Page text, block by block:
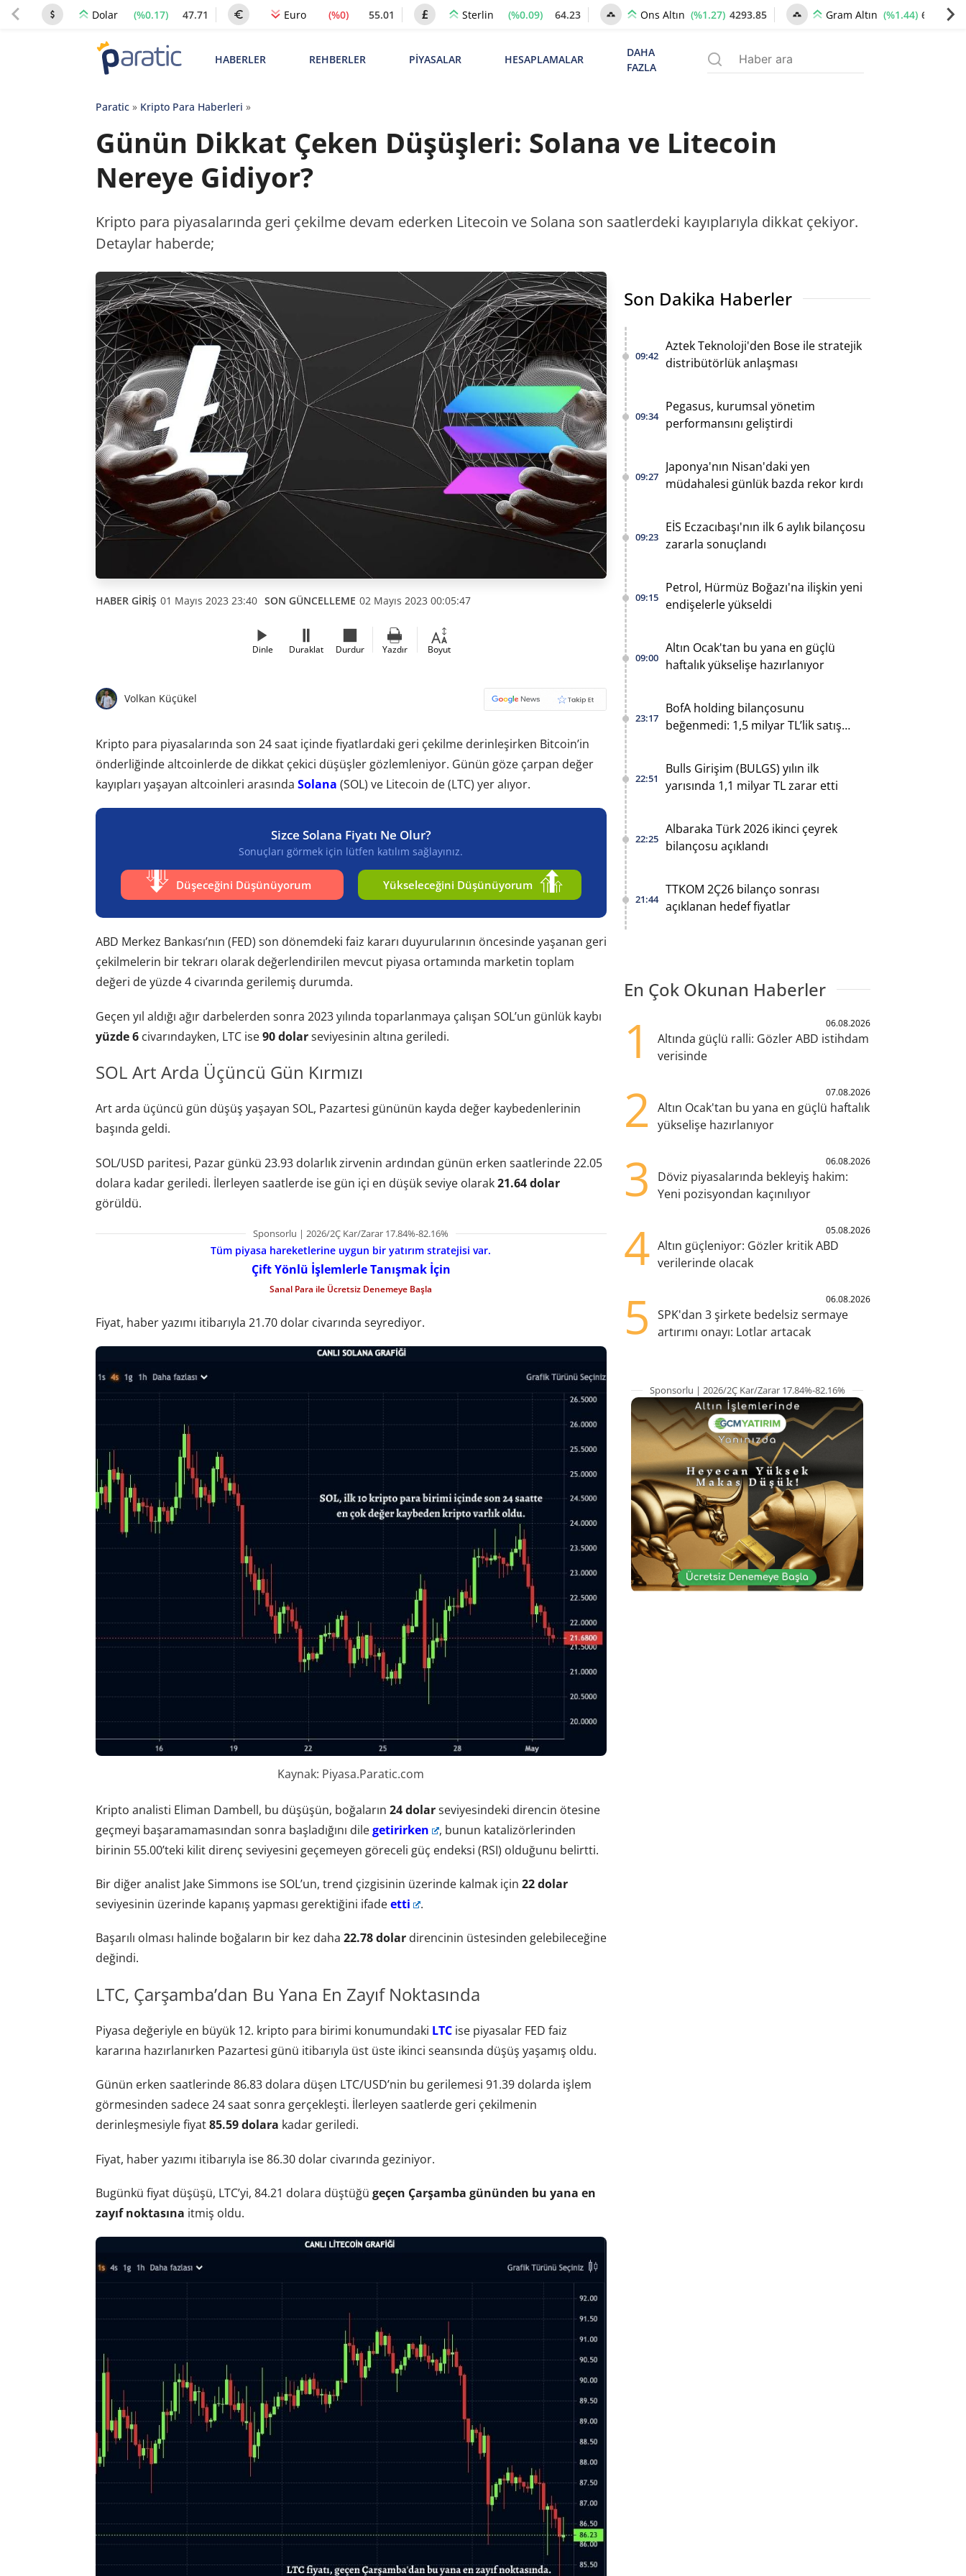
Dolar (%0.17) 47.71 Euro (%0) 55.01 Sterlin (%0.09) 64.23 Ons Altın (%1.27) 4293.85 Gram Altın (%1.44) 6586.17
HABERLER REHBERLER PİYASALAR HESAPLAMALAR
DAHA
FAZLA
Paratic» Kripto Para Haberleri »
Günün Dikkat Çeken Düşüşleri: Solana ve Litecoin
Nereye Gidiyor?
Kripto para piyasalarında geri çekilme devam ederken Litecoin ve Solana son saatlerdeki kayıplarıyla dikkat çekiyor.
Detaylar haberde;
HABER GİRİŞ 01 Mayıs 2023 23:40 SON GÜNCELLEME 02 Mayıs 2023 00:05:47
Dinle Duraklat Durdur Yazdır Boyut
Volkan Küçükel
Kripto para piyasalarında son 24 saat içinde fiyatlardaki geri çekilme derinleşirken Bitcoin’in
önderliğinde altcoinlerde de dikkat çekici düşüşler gözlemleniyor. Günün göze çarpan değer
kayıpları yaşayan altcoinleri arasında Solana (SOL) ve Litecoin de (LTC) yer alıyor.
Sizce Solana Fiyatı Ne Olur?
Sonuçları görmek için lütfen katılım sağlayınız.
Düşeceğini Düşünüyorum Yükseleceğini Düşünüyorum
ABD Merkez Bankası’nın (FED) son dönemdeki faiz kararı duyurularının öncesinde yaşanan geri
çekilmelerin bir tekrarı olarak değerlendirilen mevcut piyasa ortamında marketin toplam
değeri de yüzde 4 civarında gerilemiş durumda.
Geçen yıl aldığı ağır darbelerden sonra 2023 yılında toparlanmaya çalışan SOL’un günlük kaybı
yüzde 6civarındayken, LTC ise90 dolarseviyesinin altına geriledi.
SOL Art Arda Üçüncü Gün Kırmızı
Art arda üçüncü gün düşüş yaşayan SOL, Pazartesi gününün kayda değer kaybedenlerinin
başında geldi.
SOL/USD paritesi, Pazar günkü 23.93 dolarlık zirvenin ardından günün erken saatlerinde 22.05
dolara kadar geriledi. İlerleyen saatlerde ise gün içi en düşük seviye olarak21.64 dolar
görüldü.
Sponsorlu | 2026/2Ç Kar/Zarar 17.84%-82.16%
Tüm piyasa hareketlerine uygun bir yatırım stratejisi var.
Çift Yönlü İşlemlerle Tanışmak İçin
Sanal Para ile Ücretsiz Denemeye Başla
Fiyat, haber yazımı itibarıyla 21.70 dolar civarında seyrediyor.
Kaynak: Piyasa.Paratic.com
Kripto analisti Eliman Dambell, bu düşüşün, boğaların 24 dolarseviyesindeki direncin ötesine
geçmeyi başaramamasından sonra başladığını dilegetirirken
, bunun katalizörlerinden
birinin 55.00’teki kilit direnç seviyesini geçemeyen göreceli güç endeksi (RSI) olduğunu belirtti.
Bir diğer analist Jake Simmons ise SOL’un, trend çizgisinin üzerinde kalmak için 22 dolar
seviyesinin üzerinde kapanış yapması gerektiğini ifadeetti .
Başarılı olması halinde boğaların bir kez daha 22.78 dolardirencinin üstesinden gelebileceğine
değindi.
LTC, Çarşamba’dan Bu Yana En Zayıf Noktasında
Piyasa değeriyle en büyük 12. kripto para birimi konumundaki LTCise piyasalar FED faiz
kararına hazırlanırken Pazartesi günü itibarıyla üst üste ikinci seansında düşüş yaşamış oldu.
Günün erken saatlerinde 86.83 dolara düşen LTC/USD’nin bu gerilemesi 91.39 dolarda işlem
görmesinden sadece 24 saat sonra gerçekleşti. İlerleyen saatlerde geri çekilmenin
derinleşmesiyle fiyat85.59 dolara kadar geriledi.
Fiyat, haber yazımı itibarıyla ise 86.30 dolar civarında geziniyor.
Bugünkü fiyat düşüşü, LTC’yi, 84.21 dolara düştüğü geçen Çarşamba gününden bu yana en
zayıf noktasına itmiş oldu.
Son Dakika Haberler
09:42
Aztek Teknoloji'den Bose ile stratejik
distribütörlük anlaşması
09:34
Pegasus, kurumsal yönetim
performansını geliştirdi
09:27
Japonya'nın Nisan'daki yen
müdahalesi günlük bazda rekor kırdı
09:23
EİS Eczacıbaşı'nın ilk 6 aylık bilançosu
zararla sonuçlandı
09:15
Petrol, Hürmüz Boğazı'na ilişkin yeni
endişelerle yükseldi
09:00
Altın Ocak'tan bu yana en güçlü
haftalık yükselişe hazırlanıyor
23:17
BofA holding bilançosunu
beğenmedi: 1,5 milyar TL’lik satış
22:51
Bulls Girişim (BULGS) yılın ilk
yarısında 1,1 milyar TL zarar etti
22:25
Albaraka Türk 2026 ikinci çeyrek
bilançosu açıklandı
21:44
TTKOM 2Ç26 bilanço sonrası
açıklanan hedef fiyatlar
En Çok Okunan Haberler
1 06.08.2026
Altında güçlü ralli: Gözler ABD istihdam
verisinde
2 07.08.2026
Altın Ocak'tan bu yana en güçlü haftalık
yükselişe hazırlanıyor
3 06.08.2026
Döviz piyasalarında bekleyiş hakim:
Yeni pozisyondan kaçınılıyor
4 05.08.2026
Altın güçleniyor: Gözler kritik ABD
verilerinde olacak
5 06.08.2026
SPK'dan 3 şirkete bedelsiz sermaye
artırımı onayı: Lotlar artacak
Sponsorlu | 2026/2Ç Kar/Zarar 17.84%-82.16%